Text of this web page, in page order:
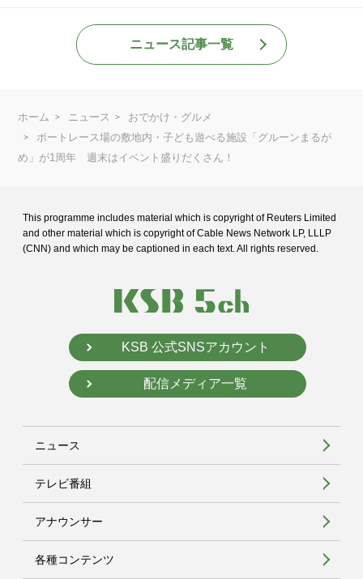
ニュース記事一覧
ホーム ニュース
おでかけ・グルメ
ボートレース場の敷地内・子ども遊べる施設「グルーンまるが
め」が1周年 週末はイベント盛りだくさん！
This programme includes material which is copyright of Reuters Limited
and other material which is copyright of Cable News Network LP, LLLP
(CNN) and which may be captioned in each text. All rights reserved.
KSB 公式SNSアカウント
配信メディア一覧
ニュース
テレビ番組
アナウンサー
各種コンテンツ